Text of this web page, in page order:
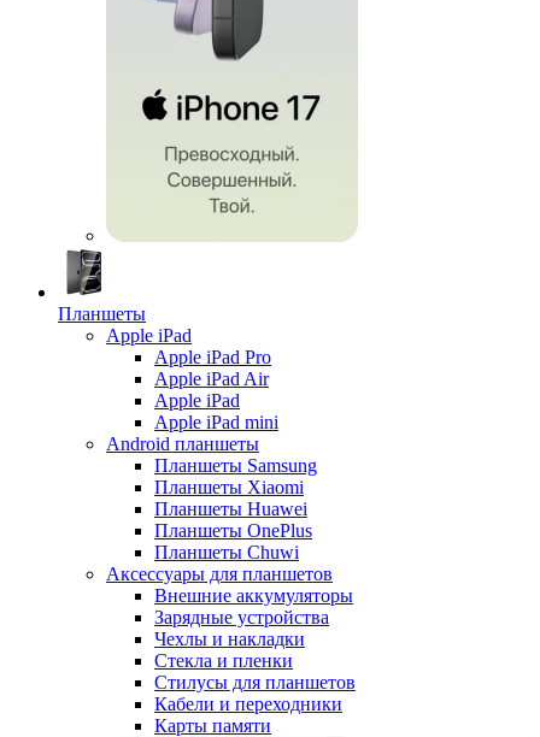
Планшеты
Apple iPad
Apple iPad Pro
Apple iPad Air
Apple iPad
Apple iPad mini
Android планшеты
Планшеты Samsung
Планшеты Xiaomi
Планшеты Huawei
Планшеты OnePlus
Планшеты Chuwi
Аксессуары для планшетов
Внешние аккумуляторы
Зарядные устройства
Чехлы и накладки
Стекла и пленки
Стилусы для планшетов
Кабели и переходники
Карты памяти